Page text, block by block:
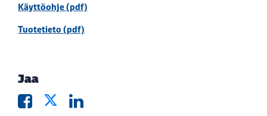
Käyttöohje (pdf)
Tuotetieto (pdf)
Jaa